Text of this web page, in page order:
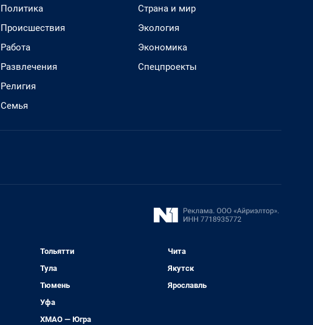
Политика
Происшествия
Работа
Развлечения
Религия
Семья
Страна и мир
Экология
Экономика
Спецпроекты
Тольятти
Тула
Тюмень
Уфа
ХМАО — Югра
Чита
Якутск
Ярославль